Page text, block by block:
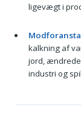
ligevægt i
kalkning af
jord,
industri og